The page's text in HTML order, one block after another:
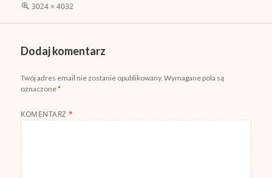
Pełny
3024 × 4032
Dodaj komentarz
Twój adres email nie zostanie opublikowany. Wymagane pola są
oznaczone*
KOMENTARZ*